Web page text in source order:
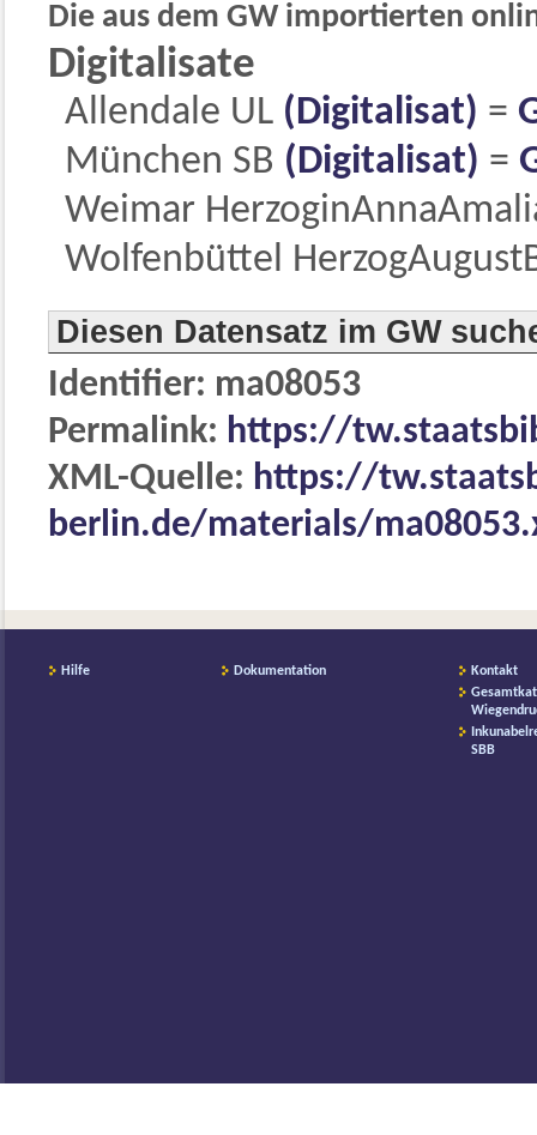
Die aus dem GW importierten
Digitalisate
Allendale UL (Digitalisat) =
München SB (Digitalisat) =
Weimar
Wolfenbüttel
Diesen Datensatz im GW
Identifier: ma08053
Permalink: https://
XML-Quelle: https://
berlin.de/materials/
Hilfe Dokumentation
Kontakt
SBB